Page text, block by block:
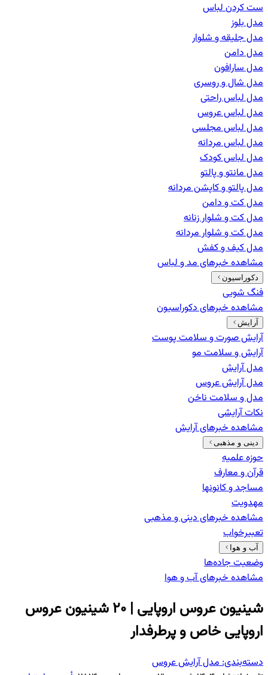
ست کردن لباس
مدل بلوز
مدل جلیقه و شلوار
مدل دامن
مدل سارافون
مدل شال و روسری
مدل لباس راحتی
مدل لباس عروس
مدل لباس مجلسی
مدل لباس مردانه
مدل لباس کودک
مدل مانتو و پالتو
مدل پالتو و کاپشن مردانه
مدل کت و دامن
مدل کت و شلوار زنانه
مدل کت و شلوار مردانه
مدل کیف و کفش
مشاهده خبرهایمد و لباس
دکوراسیون
فنگ شویی
مشاهده خبرهایدکوراسیون
آرایش
آرایش صورت و سلامت پوست
آرایش و سلامت مو
مدل آرایش
مدل آرایش عروس
مدل و سلامت ناخن
نکات آرایشی
مشاهده خبرهایآرایش
دینی و مذهبی
حوزه علمیه
قرآن و معارف
مساجد و کانونها
مهدویت
مشاهده خبرهایدینی و مذهبی
تعبیرخواب
آب و هوا
وضعیت جاده‌ها
مشاهده خبرهایآب و هوا
شینیون عروس اروپایی | 20 شینیون عروس
اروپایی خاص و پرطرفدار
دسته‌بندی:مدل آرایش عروس